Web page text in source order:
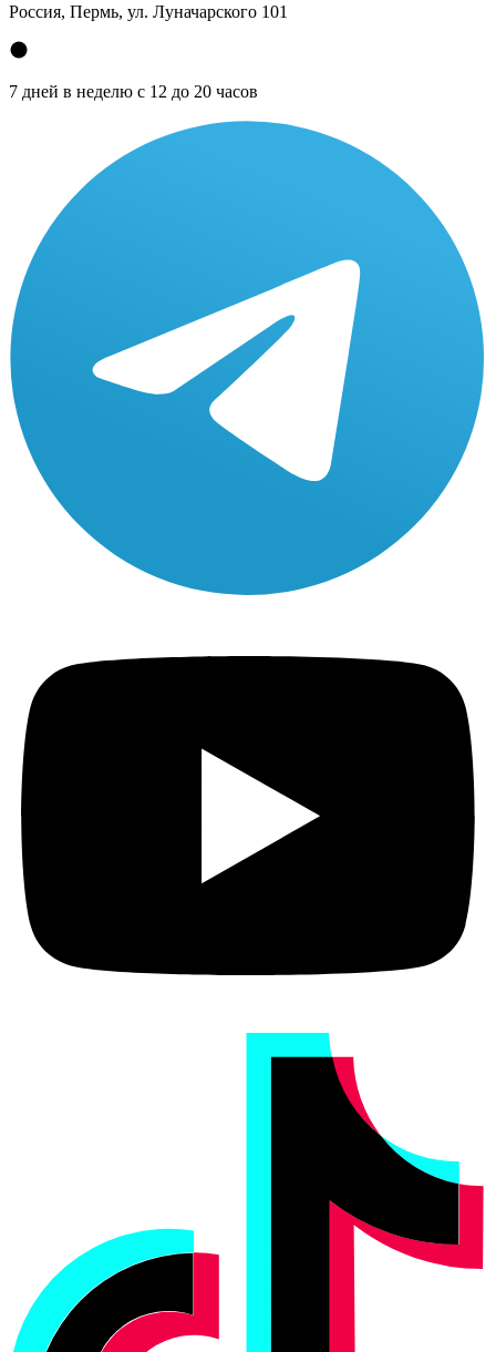
Россия, Пермь, ул. Луначарского 101
7 дней в неделю с 12 до 20 часов